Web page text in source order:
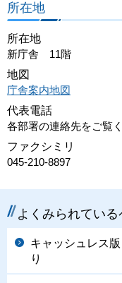
所在地
所在地
新庁舎 11階
地図
庁舎案内地図
代表電話
各部署の連絡先をご覧
ファクシミリ
045-210-8897
よくみられている
キャッシュレス
り